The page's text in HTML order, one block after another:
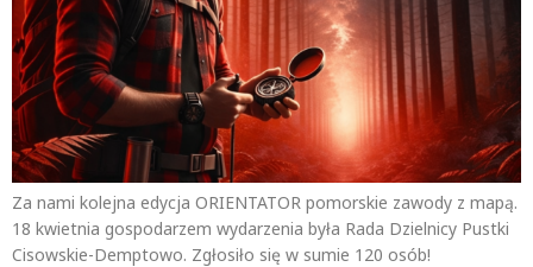
Za nami kolejna edycja ORIENTATOR pomorskie zawody z mapą.
18 kwietnia gospodarzem wydarzenia była Rada Dzielnicy Pustki
Cisowskie-Demptowo. Zgłosiło się w sumie 120 osób!